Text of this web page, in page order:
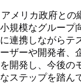
メリカ政府と
模なグルー
携しながらテ
ザーや開発者
発し、今後
テップを踏ん